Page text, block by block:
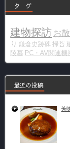
タ グ
建物探訪 お
り 鎌倉史跡碑 掃苔
陵墓 PC・AV関連機
最近の投稿
芳